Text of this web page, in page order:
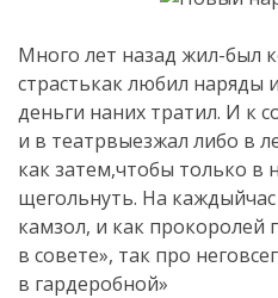
Много лет назад жил-был
страстькак любил наряды
деньги наних тратил. И к
и в театрвыезжал либо в
как затем,чтобы только в
щегольнуть. На
камзол, и как прокоролей
в совете», так про
в гардеробной»